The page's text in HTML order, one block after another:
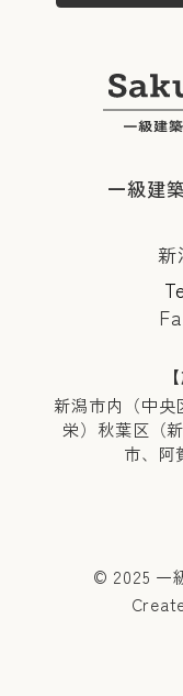
一級建
新
新潟市内（中央
栄）秋葉区（
市、阿
© 2025 一